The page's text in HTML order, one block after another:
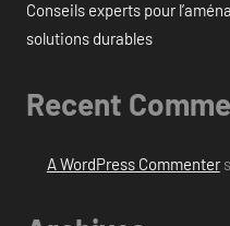
Conseils experts pour
solutions durables
Recent
A WordPress Commenter